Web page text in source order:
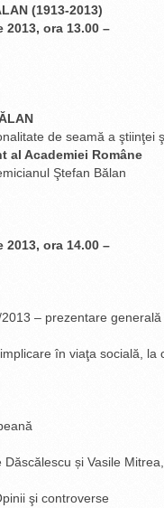
(1913-2013)
ora 13.00 –
de seamă a
al Academiei Române
Ştefan Bălan
ora 14.00 –
2013 – prezentare generală
în viaţa socială,
și Vasile
şi controverse